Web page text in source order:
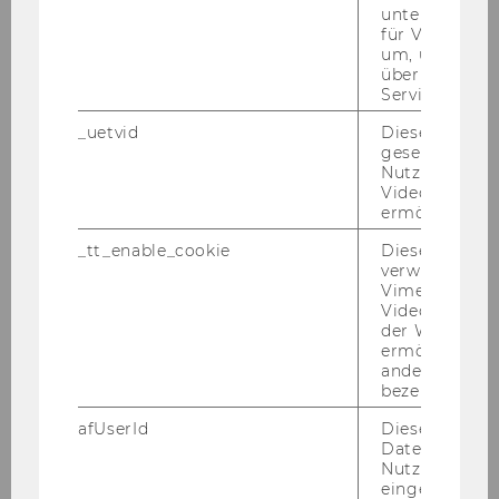
Wolfgang Gassner-Gedächtnisvorlesung
Gastvorlesung Prof. Lang an der NYU 2007
Karriere-Event mit Leitner+Leitner, März
Semesteropening SS 2007
BMF Regionalmanagement Ost, 8. März
2007
EATLP Seminar "Tax Treaty Law", March 2-5,
für Vimeo
um, um
über die
Service zu
_uetvid
Dieses
gesetzt, um
Nutzung des
Videoplayers
ermöglichen
_tt_enable_cookie
Dieses
verwendet,
Vimeo-
der WU-
ermöglichen
andere nicht
bezeichnete
afUserId
Dieses
Daten von